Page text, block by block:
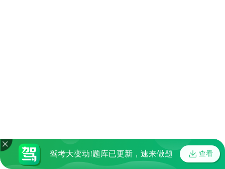
驾考大变动!题库已更新，速来做题 查看